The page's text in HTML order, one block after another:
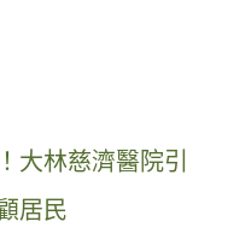
大林慈濟醫院引
居民